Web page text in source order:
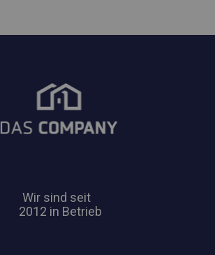
Wir sind seit
2012 in Betrieb